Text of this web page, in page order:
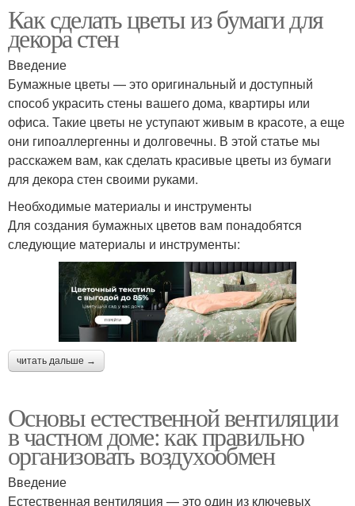
Как сделать цветы из бумаги для
декора стен
Введение
Бумажные цветы — это оригинальный и доступный
способ украсить стены вашего дома, квартиры или
офиса. Такие цветы не уступают живым в красоте, а еще
они гипоаллергенны и долговечны. В этой статье мы
расскажем вам, как сделать красивые цветы из бумаги
для декора стен своими руками.
Необходимые материалы и инструменты
Для создания бумажных цветов вам понадобятся
следующие материалы и инструменты:
читать дальше →
Основы естественной вентиляции
в частном доме: как правильно
организовать воздухообмен
Введение
Естественная вентиляция — это один из ключевых